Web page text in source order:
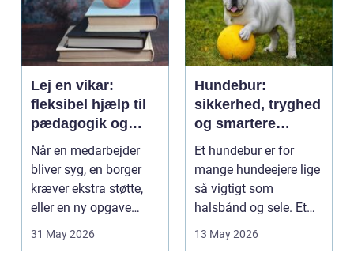
Lej en vikar:
fleksibel hjælp til
pædagogik og
sundhed
Når en medarbejder
bliver syg, en borger
kræver ekstra støtte,
eller en ny opgave
opstår fra dag til...
31 May 2026
Hundebur:
sikkerhed, tryghed
og smartere
hverdag med hund
Et hundebur er for
mange hundeejere lige
så vigtigt som
halsbånd og sele. Et
godt bur gi...
13 May 2026